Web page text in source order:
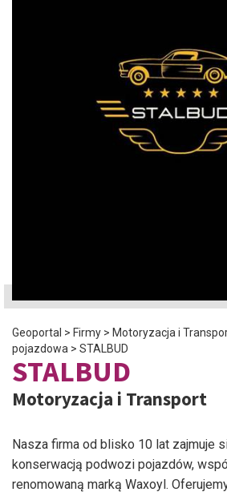
Geoportal > Firmy > Motoryzacja i
pojazdowa > STALBUD
STALBUD
Motoryzacja i Transport
Nasza firma od blisko 10 lat zajmuje
konserwacją podwozi pojazdów,
renomowaną marką Waxoyl.